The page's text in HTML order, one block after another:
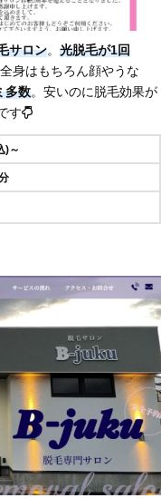
サロン。 光脱毛が1回
身はもちろん顔やうな
多数。安いのに脱毛効果が
す
)～